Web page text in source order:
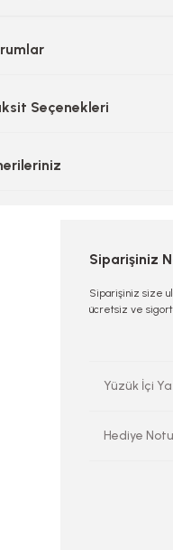
Seçenekleri
Siparişiniz
Siparişiniz size
ücretsiz ve
Yüzük İçi
Hediye Notu